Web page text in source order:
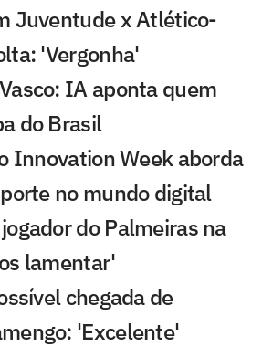
Juventude x Atlético-
'Vergonha'
IA aponta quem
do Brasil
Innovation Week aborda
no mundo digital
do Palmeiras na
lamentar'
chegada de
'Excelente'